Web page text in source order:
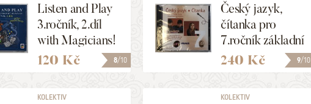
8/10
Listen and Play
3.ročník, 2.díl
with Magicians!
120 Kč 9/10
Český jazyk,
čítanka pro
7.ročník základní
školy a víceletá
gymnázia - CD
240 Kč
KOLEKTIV KOLEKTIV